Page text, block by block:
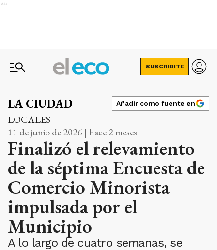
Ads
SUSCRIBITE
LA CIUDAD Añadir como fuente en
LOCALES
11 de junio de 2026 | hace 2 meses
Finalizó el relevamiento
de la séptima Encuesta de
Comercio Minorista
impulsada por el
Municipio
A lo largo de cuatro semanas, se